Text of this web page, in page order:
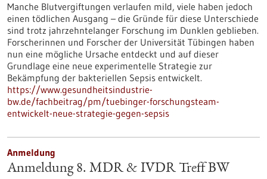
Manche Blutvergiftungen verlaufen mild, viele haben jedoch
einen tödlichen Ausgang – die Gründe für diese Unterschiede
sind trotz jahrzehntelanger Forschung im Dunklen geblieben.
Forscherinnen und Forscher der Universität Tübingen haben
nun eine mögliche Ursache entdeckt und auf dieser
Grundlage eine neue experimentelle Strategie zur
Bekämpfung der bakteriellen Sepsis entwickelt.
https://www.gesundheitsindustrie-
bw.de/fachbeitrag/pm/tuebinger-forschungsteam-
entwickelt-neue-strategie-gegen-sepsis
Anmeldung
Anmeldung 8. MDR & IVDR Treff BW